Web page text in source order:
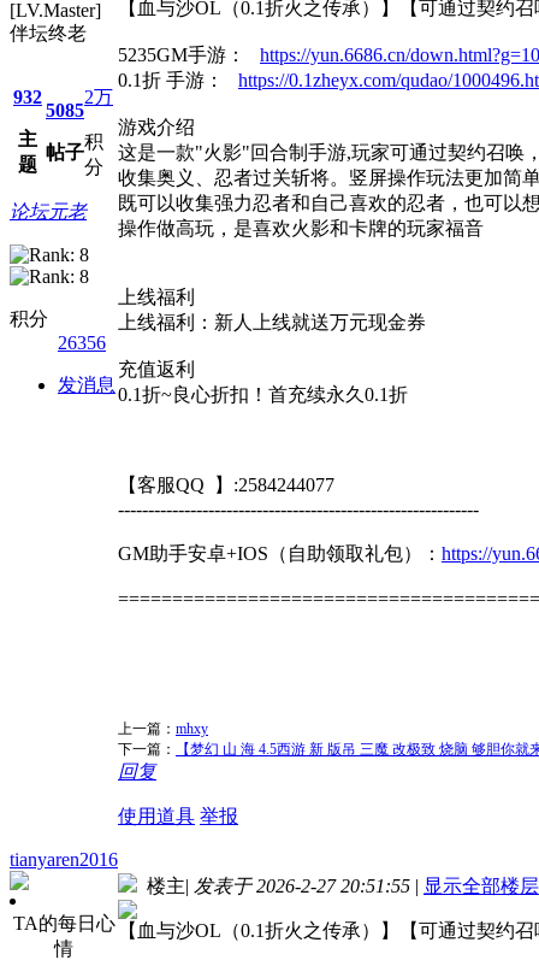
[LV.Master]
伴坛终老
932
主
题
5085
帖子
2万
积
分
论坛元老
积分
26356
发消息
【血与沙OL（0.1折火之传承）】【可通过契约
5235GM手游： https://yun.6686.cn/
0.1折 手游： https://0.1zheyx.com/qudao/
游戏介绍
这是一款"火影"回合制手游,玩家可通过契约召唤
收集奥义、忍者过关斩将。竖屏操作玩法更加简
既可以收集强力忍者和自己喜欢的忍者，也可以
操作做高玩，是喜欢火影和卡牌的玩家福音
上线福利
上线福利：新人上线就送万元现金券
充值返利
0.1折~良心折扣！首充续永久0.1折
【客服QQ 】:2584244077
------------------------------------------------------------
GM助手安卓+IOS（自助领取礼包）： https://
上一篇： mhxy
下一篇：
【梦幻 山 海 4.5西游 新 版吊 三魔 改极致 烧脑 够胆你就
回复
使用道具 举报
tianyaren2016
TA的每日心
情
楼主| 发表于 2026-2-27 20:51:55 | 显示全部楼层
【血与沙OL（0.1折火之传承）】【可通过契约